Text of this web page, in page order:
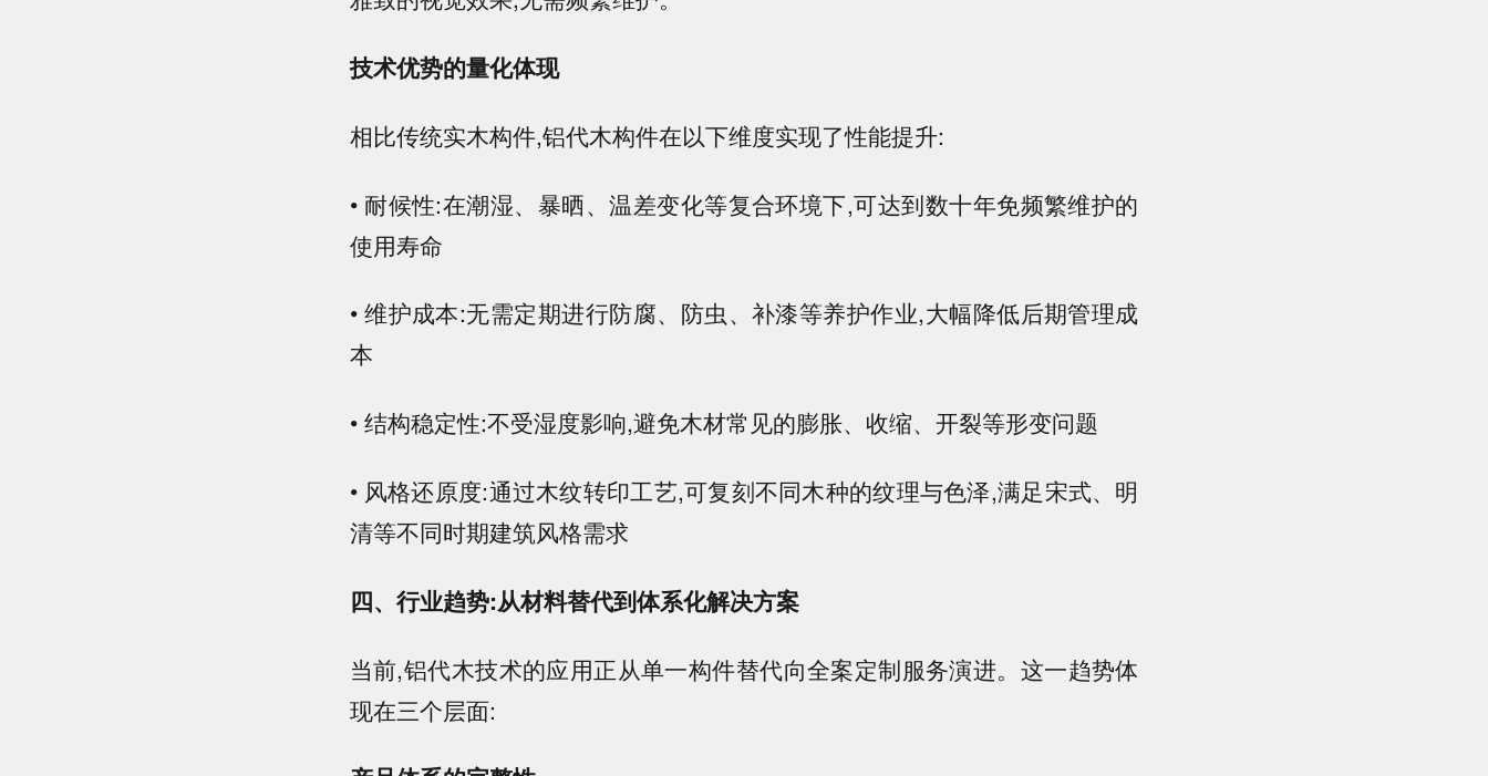
技术优势的量化体现
相比传统实木构件,铝代木构件在以下维度实现了性能提升:
• 耐候性:在潮湿、暴晒、温差变化等复合环境下,可达到数十年免频繁维护的
使用寿命
• 维护成本:无需定期进行防腐、防虫、补漆等养护作业,大幅降低后期管理成
本
• 结构稳定性:不受湿度影响,避免木材常见的膨胀、收缩、开裂等形变问题
• 风格还原度:通过木纹转印工艺,可复刻不同木种的纹理与色泽,满足宋式、明
清等不同时期建筑风格需求
四、行业趋势:从材料替代到体系化解决方案
当前,铝代木技术的应用正从单一构件替代向全案定制服务演进。这一趋势体
现在三个层面: